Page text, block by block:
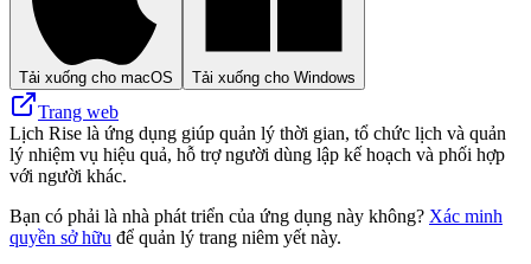
Tải xuống cho macOS Tải xuống cho Windows
Trang web
Lịch Rise là ứng dụng giúp quản lý thời gian, tổ chức lịch và quản
lý nhiệm vụ hiệu quả, hỗ trợ người dùng lập kế hoạch và phối hợp
với người khác.
Bạn có phải là nhà phát triển của ứng dụng này không? Xác minh
quyền sở hữu để quản lý trang niêm yết này.